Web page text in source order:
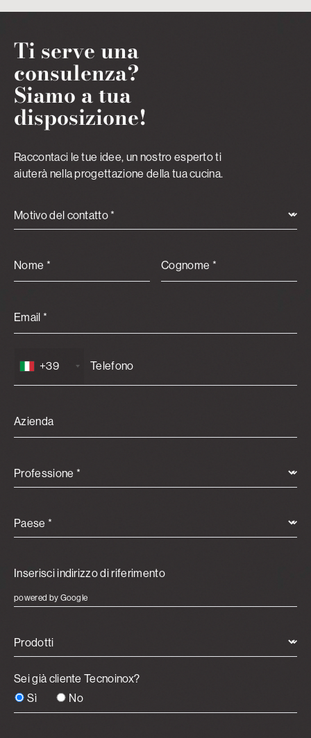
Ti serve una
consulenza?
Siamo a tua
disposizione!
Raccontaci le tue idee, un nostro esperto ti
aiuterà nella progettazione della tua cucina.
Motivo del contatto *
Nome * Cognome *
Email *
+39
Azienda
Professione *
Paese *
powered by Google
Prodotti
Sei già cliente Tecnoinox?
Sì
No